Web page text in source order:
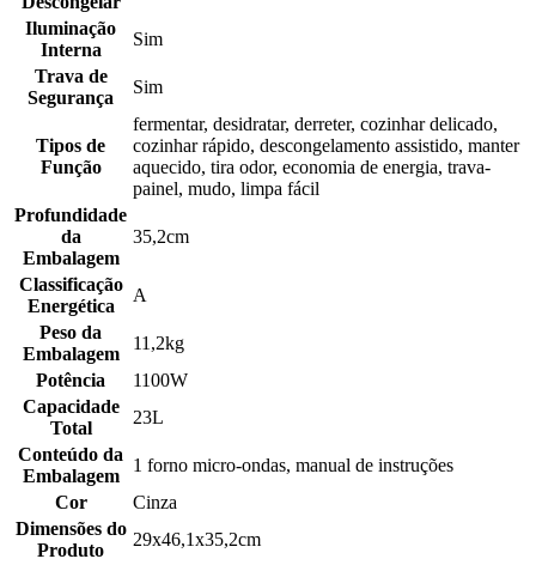
Iluminação
Interna
Sim
Trava de
Segurança
Sim
Tipos de
Função
fermentar, desidratar, derreter, cozinhar delicado,
cozinhar rápido, descongelamento assistido, manter
aquecido, tira odor, economia de energia, trava-
painel, mudo, limpa fácil
Profundidade
da
Embalagem
35,2cm
Classificação
Energética
A
Peso da
Embalagem
11,2kg
Potência
1100W
Capacidade
Total
23L
Conteúdo da
Embalagem
1 forno micro-ondas, manual de instruções
Cor
Cinza
Dimensões do
Produto
29x46,1x35,2cm